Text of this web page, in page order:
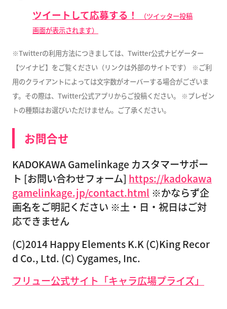
ツイートして応募する！
（ツイッター投稿
画面が表示されます）
※Twitterの利用方法につきましては、Twitter公式ナビゲーター
【ツイナビ】をご覧ください（リンクは外部のサイトです）
※ご利
用のクライアントによっては文字数がオーバーする場合がございま
す。その際は、Twitter公式アプリからご投稿ください。 ※プレゼン
トの種類はお選びいただけません。ご了承ください。
お問合せ
KADOKAWA Gamelinkage カスタマーサポー
ト [お問い合わせフォーム] https://kadokawa
gamelinkage.jp/contact.html ※かならず企
画名をご明記ください ※土・日・祝日はご対
応できません
(C)2014 Happy Elements K.K (C)King Recor
d Co., Ltd. (C) Cygames, Inc.
フリュー公式サイト「キャラ広場プライズ」